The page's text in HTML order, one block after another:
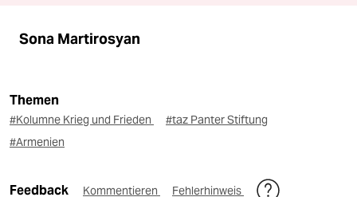
Sona Martirosyan
Themen
#Kolumne Krieg und Frieden
#taz Panter Stiftung
#Armenien
Feedback Kommentieren Fehlerhinweis